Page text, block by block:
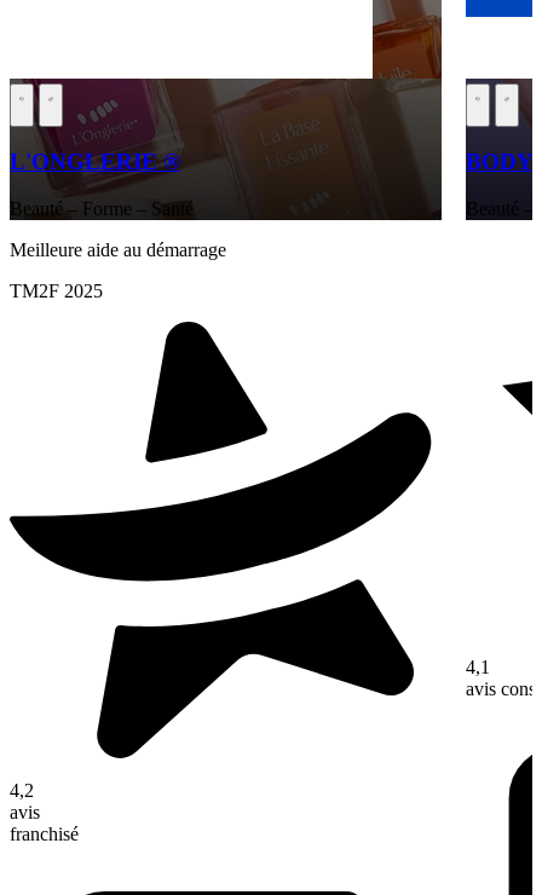
L'ONGLERIE ®
Beauté – Forme – Santé
Meilleure aide au démarrage
TM2F 2025
4,2
avis
franchisé
BODY
Beauté –
4,1
avis